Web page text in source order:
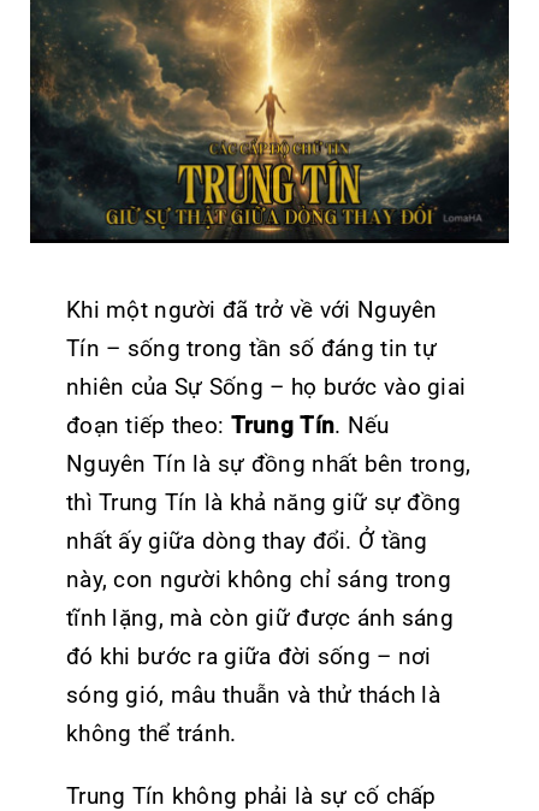
Khi một người đã trở về với Nguyên
Tín – sống trong tần số đáng tin tự
nhiên của Sự Sống – họ bước vào giai
đoạn tiếp theo: Trung Tín. Nếu
Nguyên Tín là sự đồng nhất bên trong,
thì Trung Tín là khả năng giữ sự đồng
nhất ấy giữa dòng thay đổi. Ở tầng
này, con người không chỉ sáng trong
tĩnh lặng, mà còn giữ được ánh sáng
đó khi bước ra giữa đời sống – nơi
sóng gió, mâu thuẫn và thử thách là
không thể tránh.
Trung Tín không phải là sự cố chấp